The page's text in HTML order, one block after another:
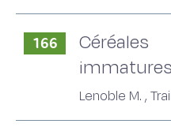
166
Céréales
immatures
Lenoble M. ,